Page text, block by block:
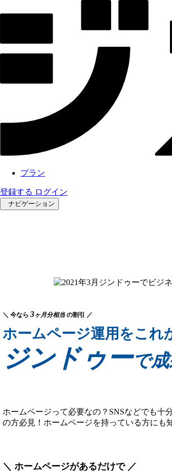
プラン
登録する ログイン
ナビゲーション
＼ 今なら 3ヶ月分相当の割引 ／
ホームページ運用をこれ
ジンドゥーで
ホームページって必要なの？SNSなどでも十
の方必見！ホームページを持っている方にも
＼ ホームページがあるだけで ／